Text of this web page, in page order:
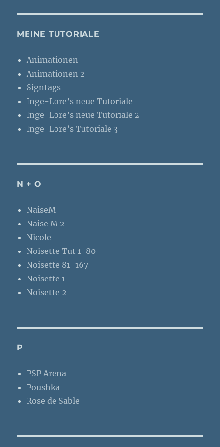
MEINE TUTORIALE
Animationen
Animationen 2
Signtags
Inge-Lore’s neue Tutoriale
Inge-Lore’s neue Tutoriale 2
Inge-Lore’s Tutoriale 3
N + O
NaiseM
Naise M 2
Nicole
Noisette Tut 1-80
Noisette 81-167
Noisette 1
Noisette 2
P
PSP Arena
Poushka
Rose de Sable